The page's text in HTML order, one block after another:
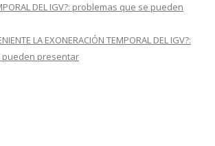
DEL IGV?: problemas que se pueden
LA EXONERACIÓN TEMPORAL DEL IGV?:
presentar